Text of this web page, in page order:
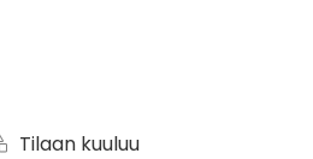
Tilaan kuuluu